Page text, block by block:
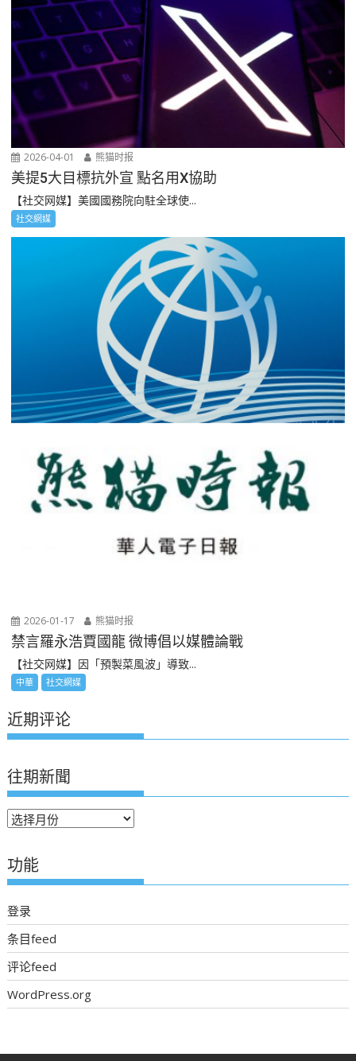
2026-04-01 熊猫时报
美提5大目標抗外宣 點名用X協助
【社交网媒】美國國務院向駐全球使...
社交網媒
2026-01-17 熊猫时报
禁言羅永浩賈國龍 微博倡以媒體論戰
【社交网媒】因「預製菜風波」導致...
中華 社交網媒
近期评论
往期新聞
往
新
聞
功能
登录
条目feed
评论feed
WordPress.org